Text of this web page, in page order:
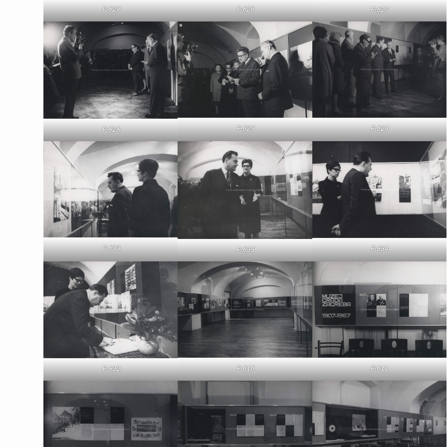
F-629 F-628 F-627
F-626 F-625 F-624
F-633 F-635 F-634
F-632 F-616 F-611